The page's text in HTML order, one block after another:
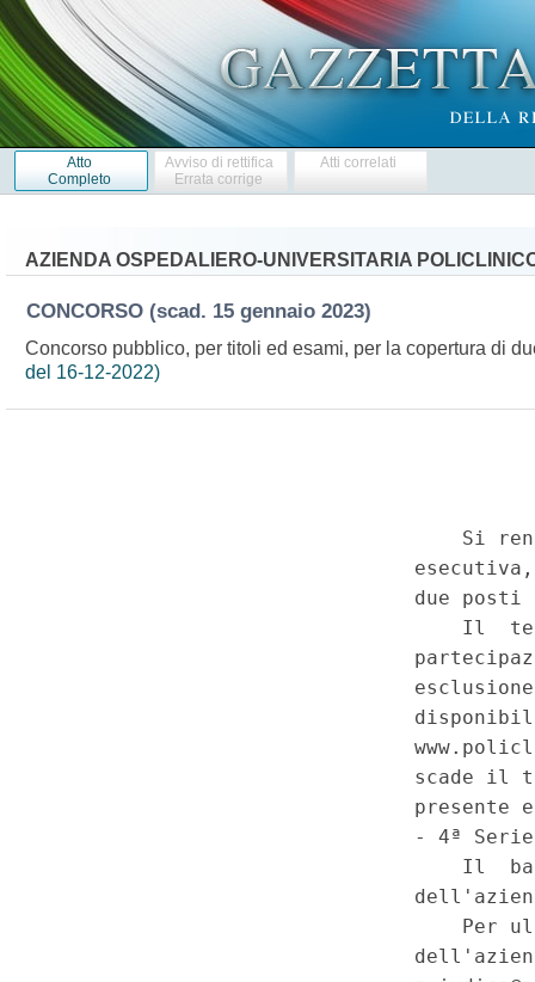
Atto
Completo
Avviso di rettifica
Errata corrige
Atti correlati
AZIENDA OSPEDALIERO-UNIVERSITARIA
CONCORSO (scad. 15 gennaio 2023)
Concorso pubblico, per titoli ed esami, per la copertura di
del 16-12-2022)